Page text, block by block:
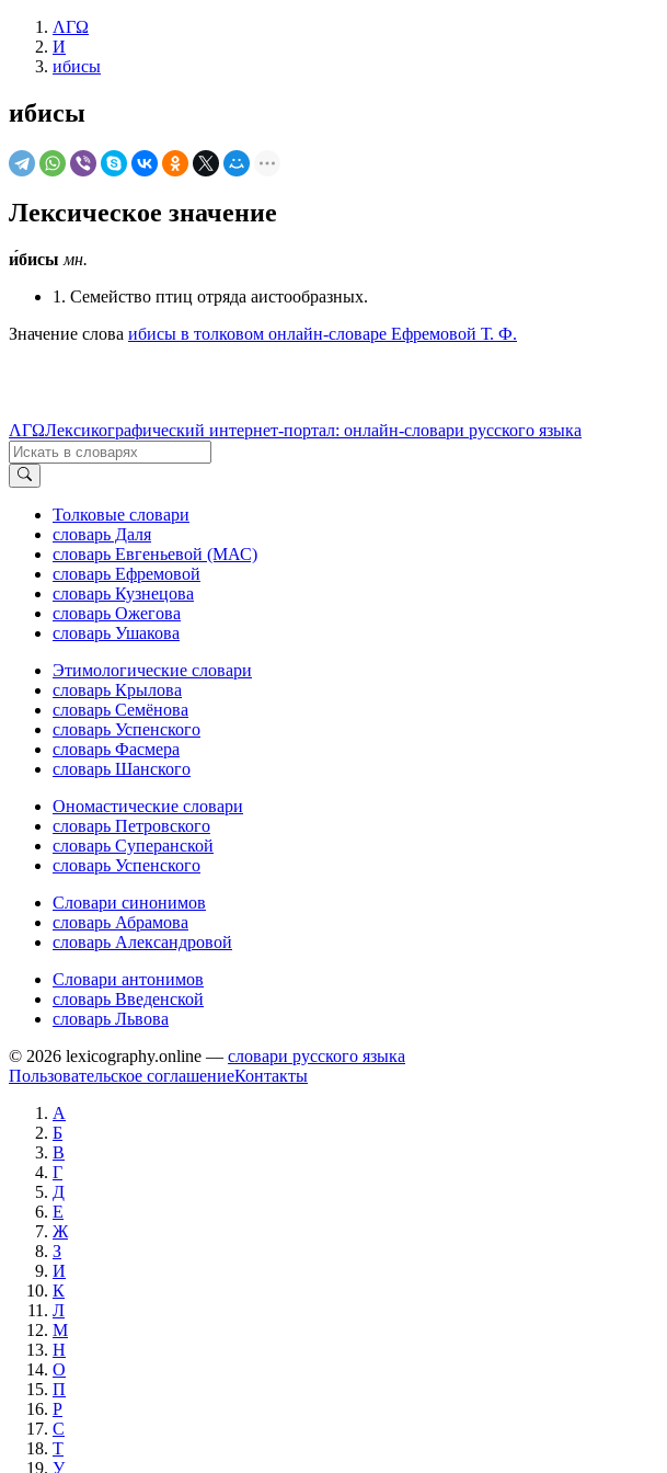
ΛΓΩ
И
ибисы
ибисы
Лексическое значение
и́бисы мн.
1. Семейство птиц отряда аистообразных.
Значение слова ибисы в толковом онлайн-словаре Ефремовой Т. Ф.
ΛΓΩЛексикографический интернет-портал: онлайн-словари русского языка
Толковые словари
словарь Даля
словарь Евгеньевой (МАС)
словарь Ефремовой
словарь Кузнецова
словарь Ожегова
словарь Ушакова
Этимологические словари
словарь Крылова
словарь Семёнова
словарь Успенского
словарь Фасмера
словарь Шанского
Ономастические словари
словарь Петровского
словарь Суперанской
словарь Успенского
Словари синонимов
словарь Абрамова
словарь Александровой
Словари антонимов
словарь Введенской
словарь Львова
© 2026 lexicography.online — словари русского языка
Пользовательское соглашениеКонтакты
А
Б
В
Г
Д
Е
Ж
З
И
К
Л
М
Н
О
П
Р
С
Т
У